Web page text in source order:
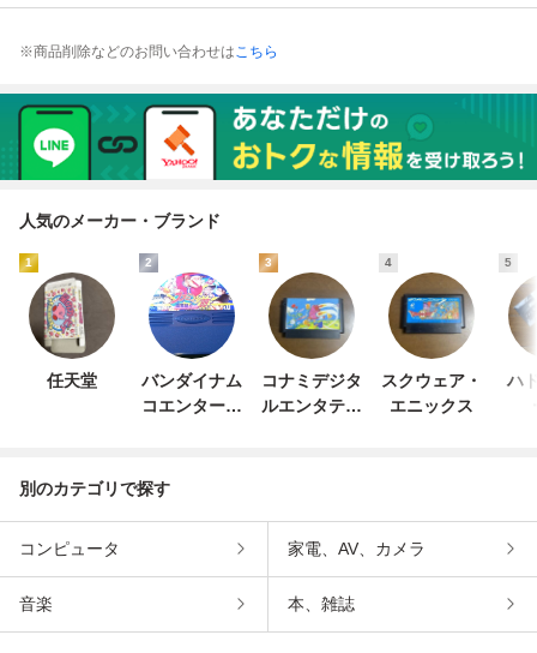
※商品削除などのお問い合わせはこちら
人気のメーカー・ブランド
1
任天堂
2
バンダイナム
コエンターテ
3
コナミデジタ
ルエンタテイ
4
スクウェア・
エニックス
5
ハ
別のカテゴリで探す
コンピュータ 家電、AV、カメラ
音楽 本、雑誌